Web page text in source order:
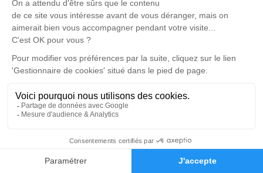
Faire-part Hommages
GILARDIN.
Un service de plantation d’arbre hommage est
disponible ici.
Je rends hommage
Cérémonie religieuse
Église Saint Vincent de Moroges
71390 Moroges